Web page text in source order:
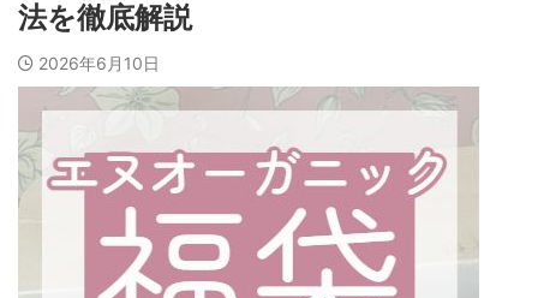
法を徹底解説
2026年6月10日